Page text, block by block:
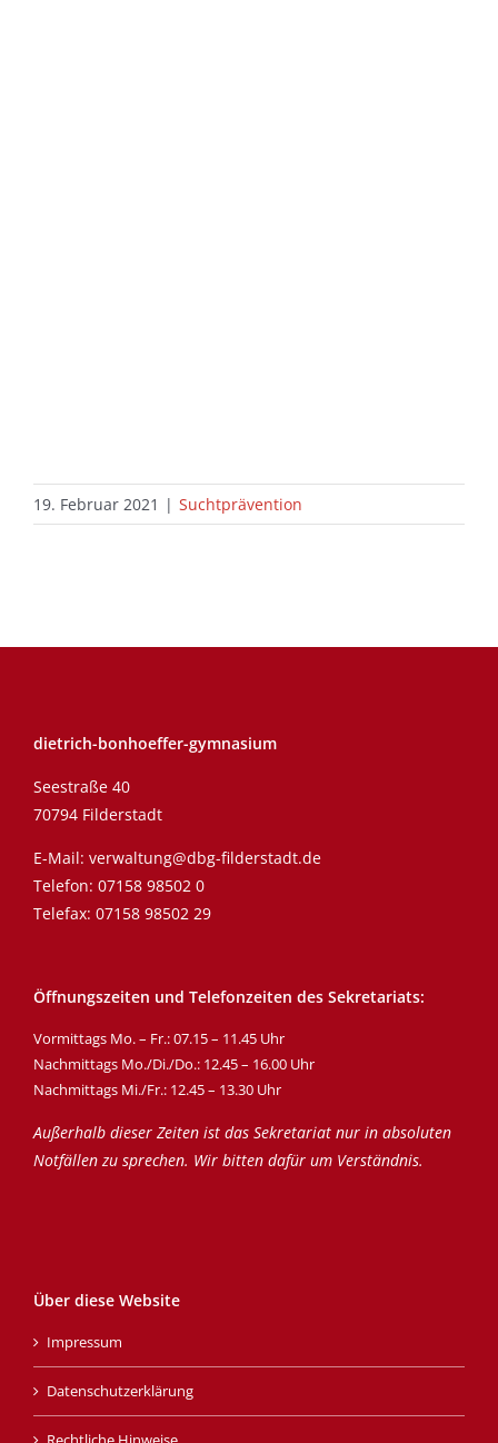
19. Februar 2021 | Suchtprävention
dietrich-bonhoeffer-gymnasium
Seestraße 40
70794 Filderstadt
E-Mail: verwaltung@dbg-filderstadt.de
Telefon: 07158 98502 0
Telefax: 07158 98502 29
Öffnungszeiten und Telefonzeiten des Sekretariats:
Vormittags Mo. – Fr.: 07.15 – 11.45 Uhr
Nachmittags Mo./Di./Do.: 12.45 – 16.00 Uhr
Nachmittags Mi./Fr.: 12.45 – 13.30 Uhr
Außerhalb dieser Zeiten ist das Sekretariat nur in absoluten
Notfällen zu sprechen. Wir bitten dafür um Verständnis.
Über diese Website
Impressum
Datenschutzerklärung